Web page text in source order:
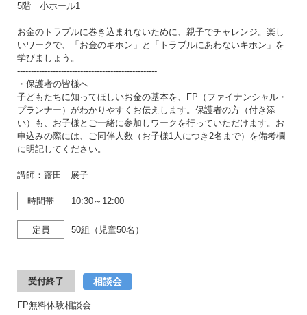
5階 小ホール1
お金のトラブルに巻き込まれないために、親子でチャレンジ。楽し
いワークで、「お金のキホン」と「トラブルにあわないキホン」を
学びましょう。
---------------------------------------------------
・保護者の皆様へ
子どもたちに知ってほしいお金の基本を、FP（ファイナンシャル・
プランナー）がわかりやすくお伝えします。保護者の方（付き添
い）も、お子様とご一緒に参加しワークを行っていただけます。お
申込みの際には、ご同伴人数（お子様1人につき2名まで）を備考欄
に明記してください。
講師：齋田 展子
時間帯 10:30～12:00
定員 50組（児童50名）
受付終了 相談会
FP無料体験相談会